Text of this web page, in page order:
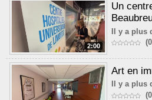
2:00
Un
Il y a plus
Art en
Il y a plus